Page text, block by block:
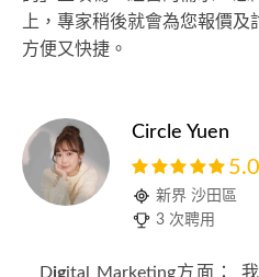
上，專家稍後就會為您報價及
方便又快捷。
Circle Yuen
5.0
新界 沙田區
3 次聘用
Digital Marketing方面：